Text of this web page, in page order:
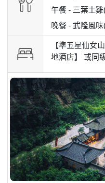
午餐 - 三葉土
晚餐 -武隆風
【準五星仙女
地酒店】 或同